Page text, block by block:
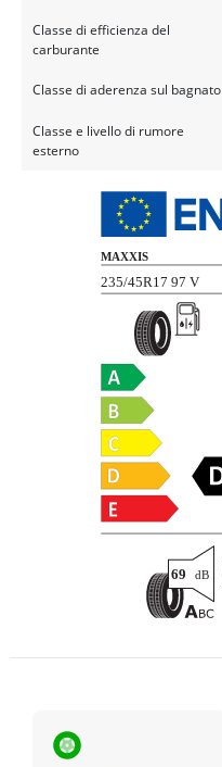
Classe di efficienza del
carburante
Classe di aderenza sul bagnato
Classe e livello di rumore
esterno